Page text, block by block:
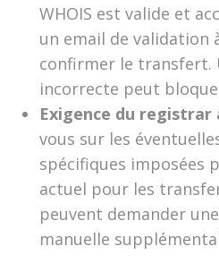
WHOIS est valide et
un email de validation
confirmer le transfert.
incorrecte peut
Exigence du registrar
vous sur les
spécifiques imposées
actuel pour les
peuvent demander
manuelle